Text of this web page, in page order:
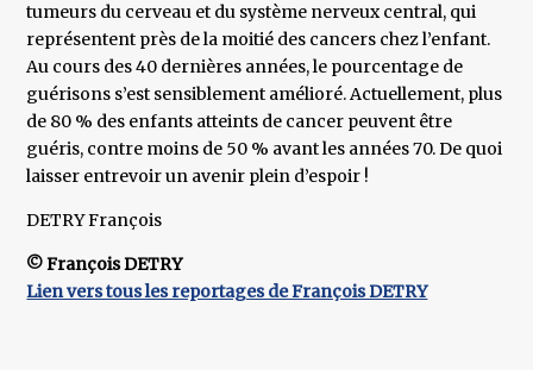
tumeurs du cerveau et du système nerveux central, qui
représentent près de la moitié des cancers chez l’enfant.
Au cours des 40 dernières années, le pourcentage de
guérisons s’est sensiblement amélioré. Actuellement, plus
de 80 % des enfants atteints de cancer peuvent être
guéris, contre moins de 50 % avant les années 70. De quoi
laisser entrevoir un avenir plein d’espoir !
DETRY François
© François DETRY
Lien vers tous les reportages de François DETRY